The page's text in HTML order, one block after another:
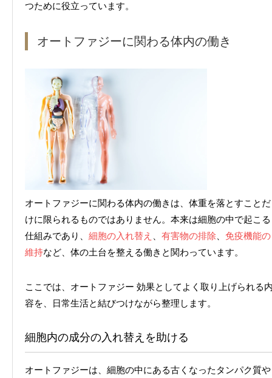
つために役立っています。
オートファジーに関わる体内の働き
オートファジーに関わる体内の働きは、体重を落とすことだ
けに限られるものではありません。本来は細胞の中で起こる
仕組みであり、 細胞の入れ替え 有害物の排除
免疫機能の
維持など、体の土台を整える働きと関わっています。
ここでは、オートファジー 効果としてよく取り上げられる
容を、日常生活と結びつけながら整理します。
細胞内の成分の入れ替えを助ける
オートファジーは、細胞の中にある古くなったタンパク質や